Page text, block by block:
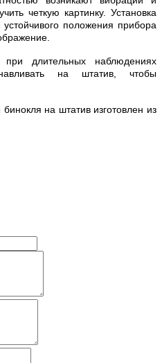
четкую картинку. Установка
положения прибора
при длительных наблюдениях
на штатив, чтобы
на штатив изготовлен из